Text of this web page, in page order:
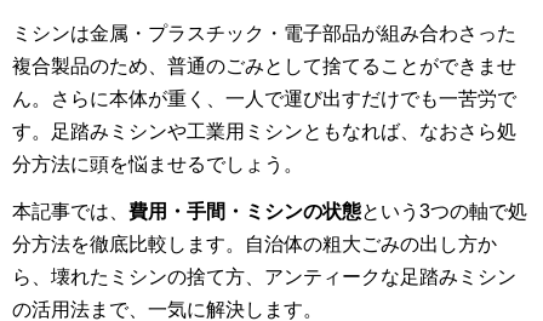
ミシンは金属・プラスチック・電子部品が組み合わさった
複合製品のため、普通のごみとして捨てることができませ
ん。さらに本体が重く、一人で運び出すだけでも一苦労で
す。足踏みミシンや工業用ミシンともなれば、なおさら処
分方法に頭を悩ませるでしょう。
本記事では、 費用・手間・ミシンの状態という3つの軸で処
分方法を徹底比較します。自治体の粗大ごみの出し方か
ら、壊れたミシンの捨て方、アンティークな足踏みミシン
の活用法まで、一気に解決します。